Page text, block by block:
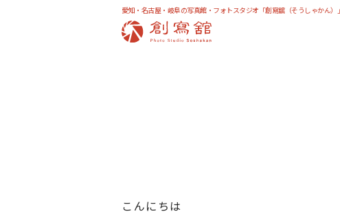
愛知・名古屋・岐阜の写真館・フォトスタジオ「創寫舘（そうしゃかん）」
こんにちは